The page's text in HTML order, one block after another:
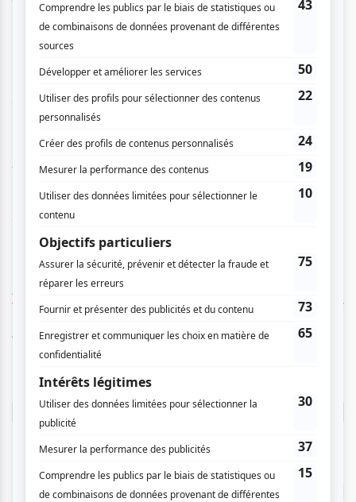
Une production de Co.ERASGA.
Chorégraphie: Alvin Erasga Tolentino
(danse), Alison Nishihara (piano) et Jordan Riley (tambour
taiko et percussions japonaises).
www.accesasie.com
AUCUN COMMENTAIRE
Vous devez être connecté pour
donner un avis.
Connectez-vous ici.
TOUTES LES OFFRES